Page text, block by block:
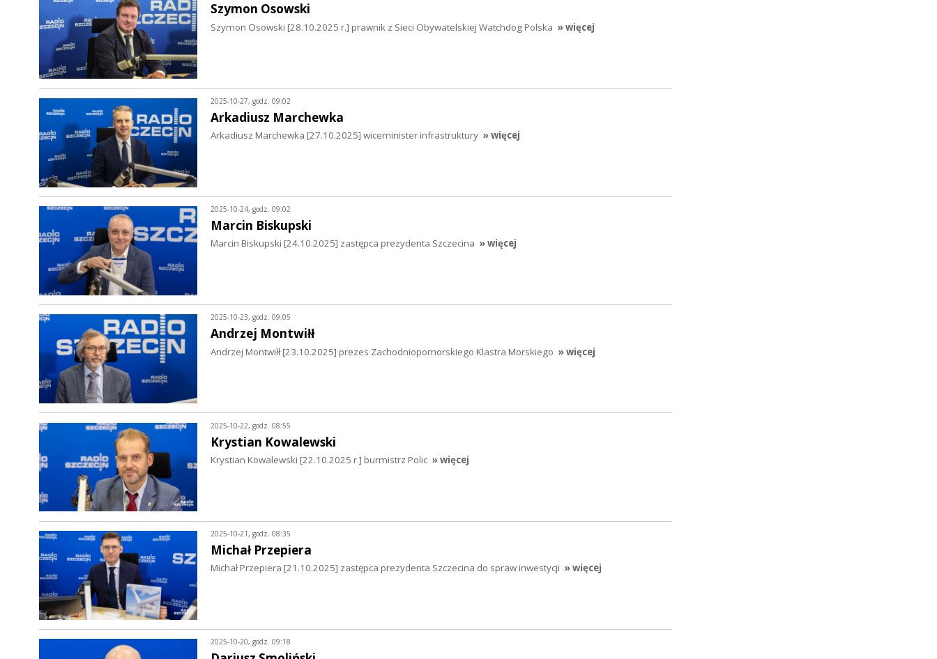
Szymon Osowski
Szymon Osowski [28.10.2025 r.] prawnik z Sieci Obywatelskiej Watchdog Polska » więcej
2025-10-27, godz. 09:02
Arkadiusz Marchewka
Arkadiusz Marchewka [27.10.2025] wiceminister infrastruktury » więcej
2025-10-24, godz. 09:02
Marcin Biskupski
Marcin Biskupski [24.10.2025] zastępca prezydenta Szczecina » więcej
2025-10-23, godz. 09:05
Andrzej Montwiłł
Andrzej Montwiłł [23.10.2025] prezes Zachodniopomorskiego Klastra Morskiego » więcej
2025-10-22, godz. 08:55
Krystian Kowalewski
Krystian Kowalewski [22.10.2025 r.] burmistrz Polic » więcej
2025-10-21, godz. 08:35
Michał Przepiera
Michał Przepiera [21.10.2025] zastępca prezydenta Szczecina do spraw inwestycji » więcej
2025-10-20, godz. 09:18